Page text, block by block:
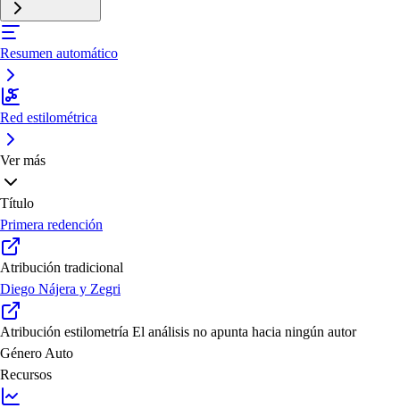
Resumen automático
Red estilométrica
Ver más
Título
Primera redención
Atribución tradicional
Diego Nájera y Zegri
Atribución estilometría El análisis no apunta hacia ningún autor
Género Auto
Recursos